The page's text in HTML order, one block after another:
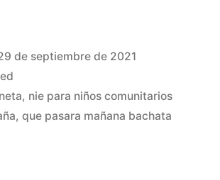
basket
en
madrid»
de septiembre de 2021
, nie para niños comunitarios
, que pasara mañana bachata